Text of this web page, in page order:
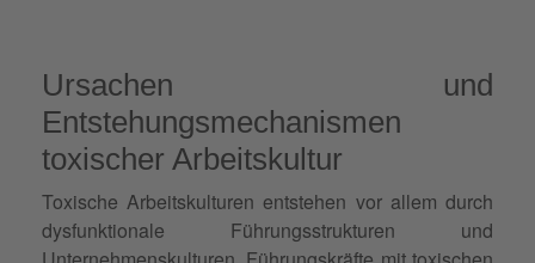
Ursachen und
Entstehungsmechanismen
toxischer Arbeitskultur
Toxische Arbeitskulturen entstehen vor allem durch
dysfunktionale Führungsstrukturen und